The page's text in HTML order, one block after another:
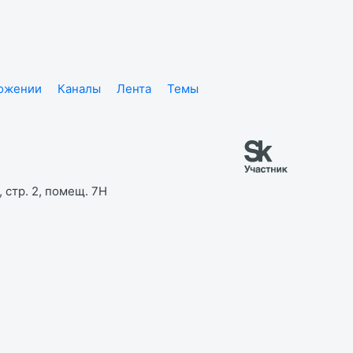
Каналы Лента
Темы
стр. 2, помещ. 7Н